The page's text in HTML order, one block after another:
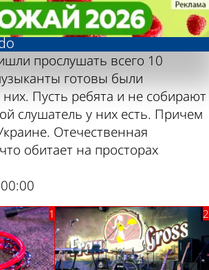
группы
прослушать всего 10
готовы были
них. Пусть ребята и не собирают
слушатель у них есть. Причем
Отечественная
обитает на просторах
группы